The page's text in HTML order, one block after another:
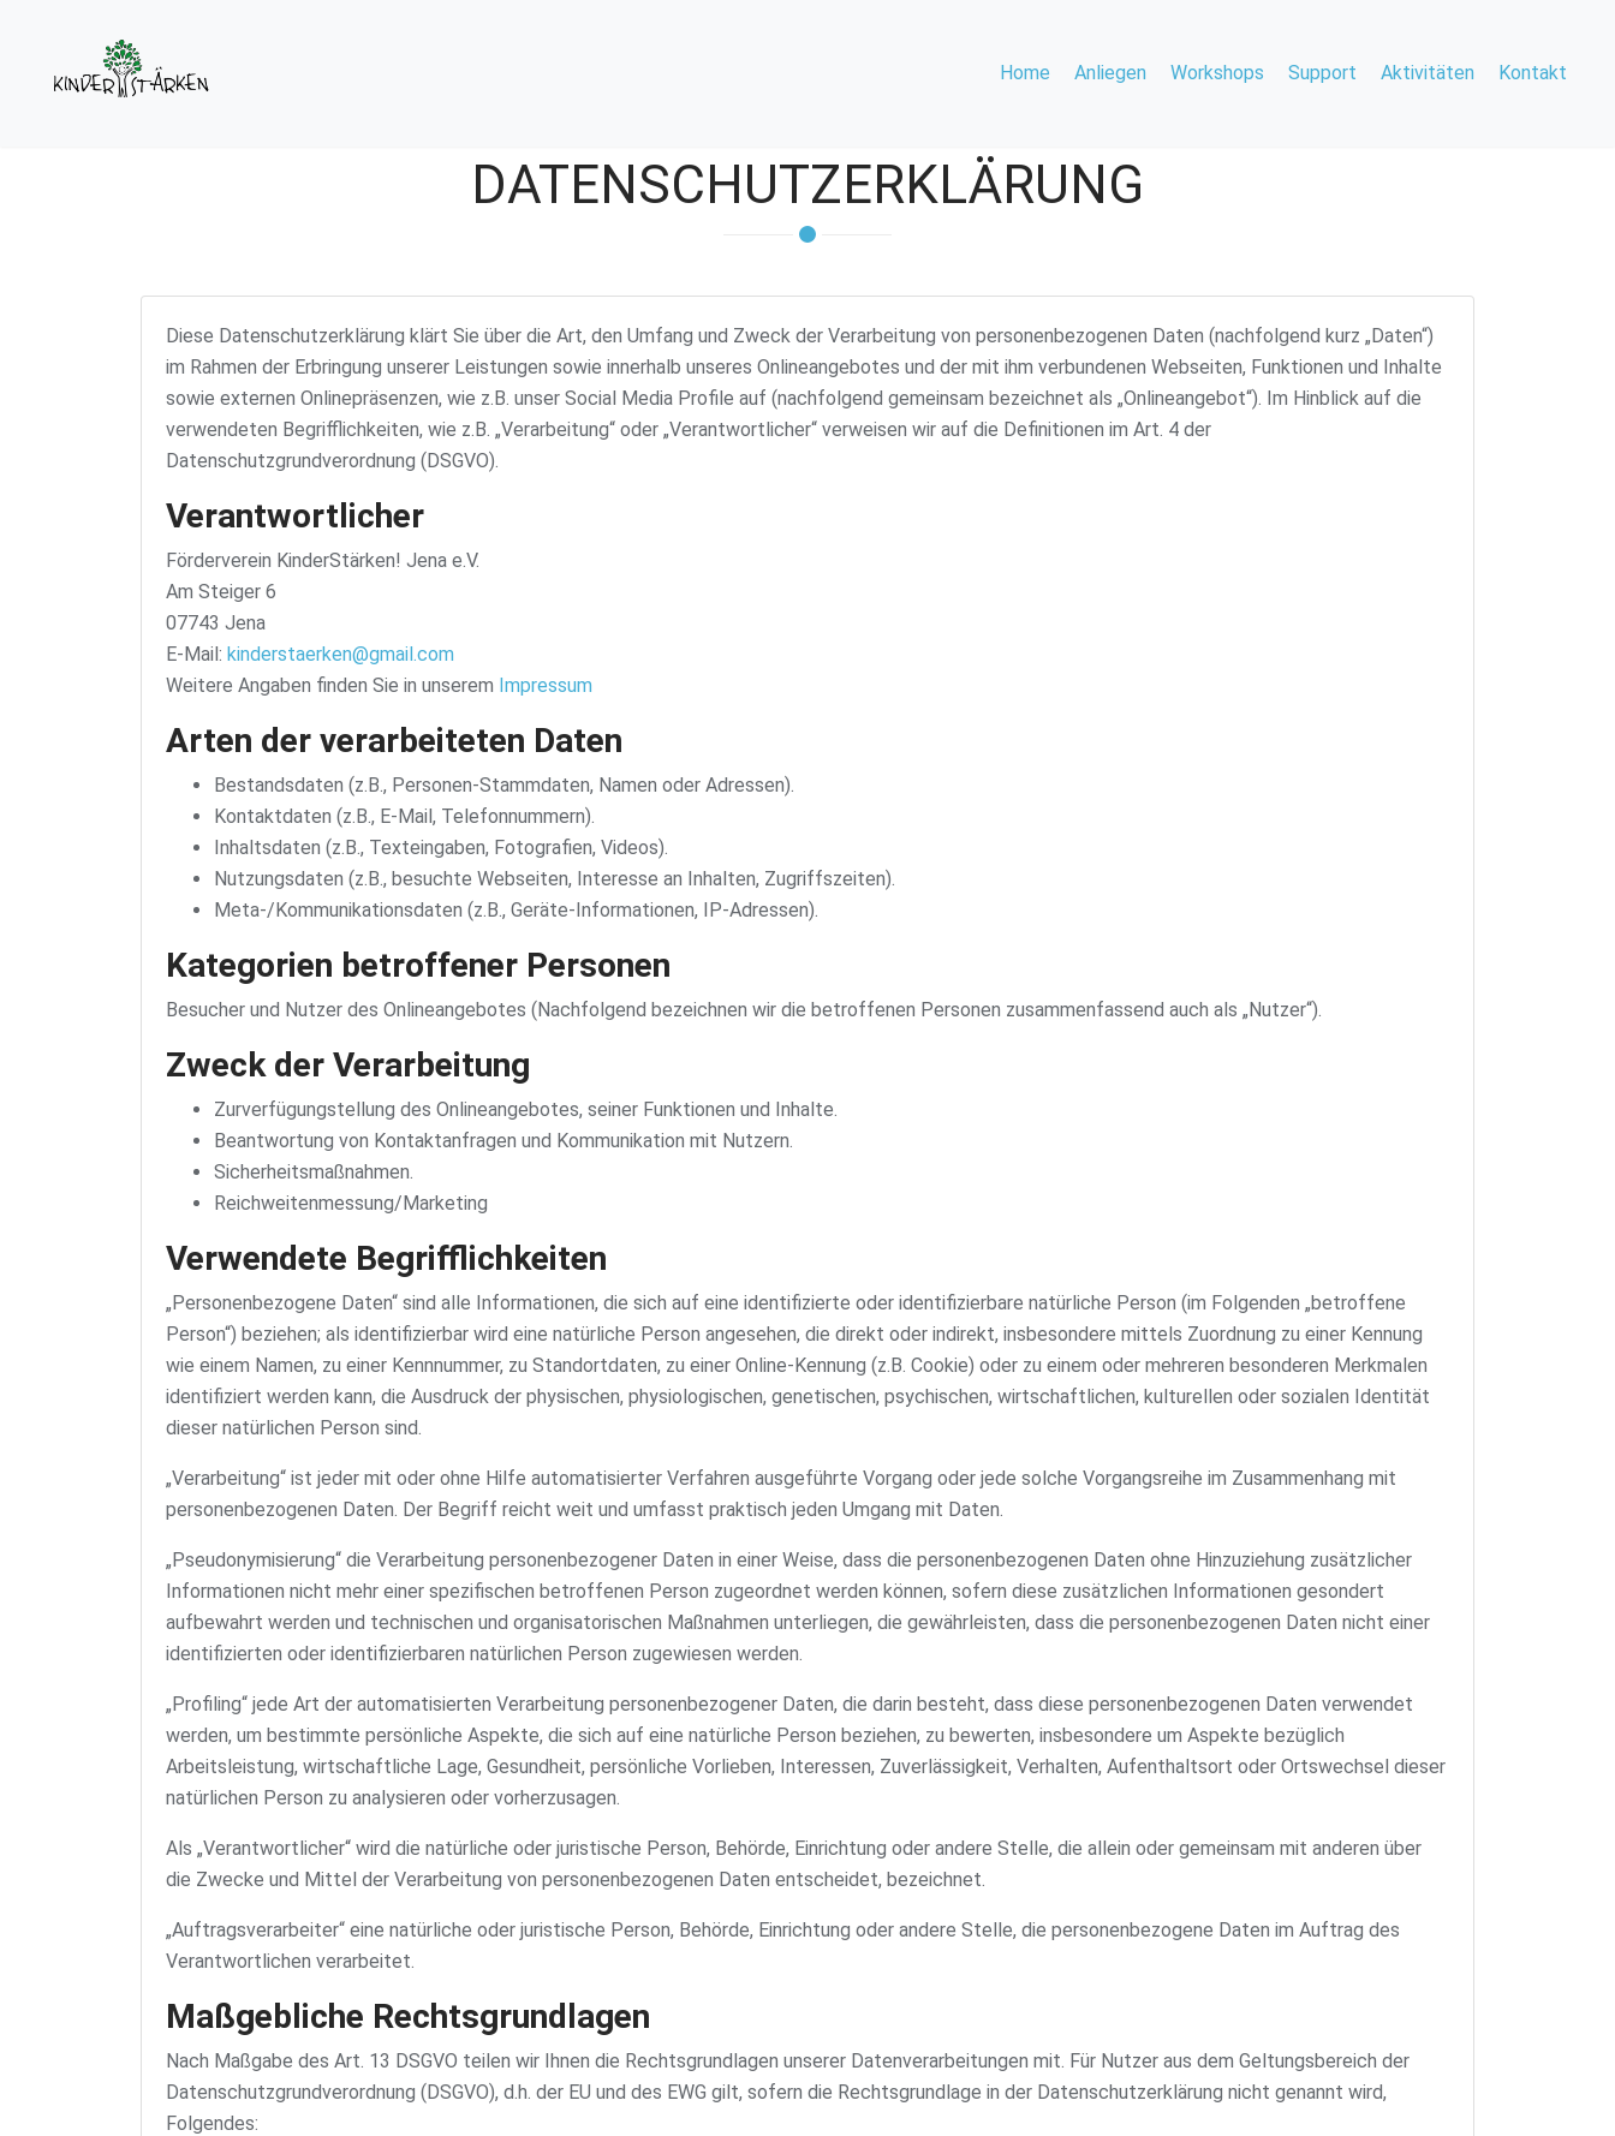
Home Anliegen Workshops Support Aktivitäten Kontakt
DATENSCHUTZERKLÄRUNG
Diese Datenschutzerklärung klärt Sie über die Art, den Umfang und Zweck der Verarbeitung von personenbezogenen Daten (nachfolgend kurz „Daten“)
im Rahmen der Erbringung unserer Leistungen sowie innerhalb unseres Onlineangebotes und der mit ihm verbundenen Webseiten, Funktionen und Inhalte
sowie externen Onlinepräsenzen, wie z.B. unser Social Media Profile auf (nachfolgend gemeinsam bezeichnet als „Onlineangebot“). Im Hinblick auf die
verwendeten Begrifflichkeiten, wie z.B. „Verarbeitung“ oder „Verantwortlicher“ verweisen wir auf die Definitionen im Art. 4 der
Datenschutzgrundverordnung (DSGVO).
Verantwortlicher
Förderverein KinderStärken! Jena e.V.
Am Steiger 6
07743 Jena
E-Mail: kinderstaerken@gmail.com
Weitere Angaben finden Sie in unserem Impressum
Arten der verarbeiteten Daten
Bestandsdaten (z.B., Personen-Stammdaten, Namen oder Adressen).
Kontaktdaten (z.B., E-Mail, Telefonnummern).
Inhaltsdaten (z.B., Texteingaben, Fotografien, Videos).
Nutzungsdaten (z.B., besuchte Webseiten, Interesse an Inhalten, Zugriffszeiten).
Meta-/Kommunikationsdaten (z.B., Geräte-Informationen, IP-Adressen).
Kategorien betroffener Personen
Besucher und Nutzer des Onlineangebotes (Nachfolgend bezeichnen wir die betroffenen Personen zusammenfassend auch als „Nutzer“).
Zweck der Verarbeitung
Zurverfügungstellung des Onlineangebotes, seiner Funktionen und Inhalte.
Beantwortung von Kontaktanfragen und Kommunikation mit Nutzern.
Sicherheitsmaßnahmen.
Reichweitenmessung/Marketing
Verwendete Begrifflichkeiten
„Personenbezogene Daten“ sind alle Informationen, die sich auf eine identifizierte oder identifizierbare natürliche Person (im Folgenden „betroffene
Person“) beziehen; als identifizierbar wird eine natürliche Person angesehen, die direkt oder indirekt, insbesondere mittels Zuordnung zu einer Kennung
wie einem Namen, zu einer Kennnummer, zu Standortdaten, zu einer Online-Kennung (z.B. Cookie) oder zu einem oder mehreren besonderen Merkmalen
identifiziert werden kann, die Ausdruck der physischen, physiologischen, genetischen, psychischen, wirtschaftlichen, kulturellen oder sozialen Identität
dieser natürlichen Person sind.
„Verarbeitung“ ist jeder mit oder ohne Hilfe automatisierter Verfahren ausgeführte Vorgang oder jede solche Vorgangsreihe im Zusammenhang mit
personenbezogenen Daten. Der Begriff reicht weit und umfasst praktisch jeden Umgang mit Daten.
„Pseudonymisierung“ die Verarbeitung personenbezogener Daten in einer Weise, dass die personenbezogenen Daten ohne Hinzuziehung zusätzlicher
Informationen nicht mehr einer spezifischen betroffenen Person zugeordnet werden können, sofern diese zusätzlichen Informationen gesondert
aufbewahrt werden und technischen und organisatorischen Maßnahmen unterliegen, die gewährleisten, dass die personenbezogenen Daten nicht einer
identifizierten oder identifizierbaren natürlichen Person zugewiesen werden.
„Profiling“ jede Art der automatisierten Verarbeitung personenbezogener Daten, die darin besteht, dass diese personenbezogenen Daten verwendet
werden, um bestimmte persönliche Aspekte, die sich auf eine natürliche Person beziehen, zu bewerten, insbesondere um Aspekte bezüglich
Arbeitsleistung, wirtschaftliche Lage, Gesundheit, persönliche Vorlieben, Interessen, Zuverlässigkeit, Verhalten, Aufenthaltsort oder Ortswechsel dieser
natürlichen Person zu analysieren oder vorherzusagen.
Als „Verantwortlicher“ wird die natürliche oder juristische Person, Behörde, Einrichtung oder andere Stelle, die allein oder gemeinsam mit anderen über
die Zwecke und Mittel der Verarbeitung von personenbezogenen Daten entscheidet, bezeichnet.
„Auftragsverarbeiter“ eine natürliche oder juristische Person, Behörde, Einrichtung oder andere Stelle, die personenbezogene Daten im Auftrag des
Verantwortlichen verarbeitet.
Maßgebliche Rechtsgrundlagen
Nach Maßgabe des Art. 13 DSGVO teilen wir Ihnen die Rechtsgrundlagen unserer Datenverarbeitungen mit. Für Nutzer aus dem Geltungsbereich der
Datenschutzgrundverordnung (DSGVO), d.h. der EU und des EWG gilt, sofern die Rechtsgrundlage in der Datenschutzerklärung nicht genannt wird,
Folgendes: